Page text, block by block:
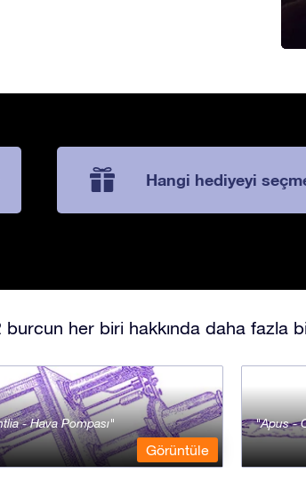
Hangi hediyeyi
burcun her biri hakkında daha fazla
- Hava Pompası
Görüntüle
Apus -